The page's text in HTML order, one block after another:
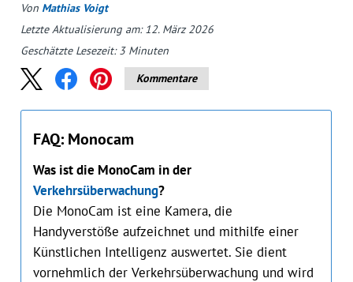
Von Mathias Voigt
Letzte Aktualisierung am: 12. März 2026
Geschätzte Lesezeit:3 Minuten
Kommentare
FAQ: Monocam
Was ist die MonoCam in der
Verkehrsüberwachung?
Die MonoCam ist eine Kamera, die
Handyverstöße aufzeichnet und mithilfe einer
Künstlichen Intelligenz auswertet. Sie dient
vornehmlich der Verkehrsüberwachung und wird